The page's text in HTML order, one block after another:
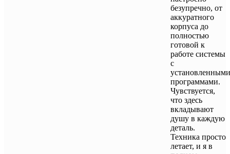
безупречно, от
аккуратного
корпуса до
полностью
готовой к
работе системы
с
установленными
программами.
Чувствуется,
что здесь
вкладывают
душу в каждую
деталь.
Техника просто
летает, и я в